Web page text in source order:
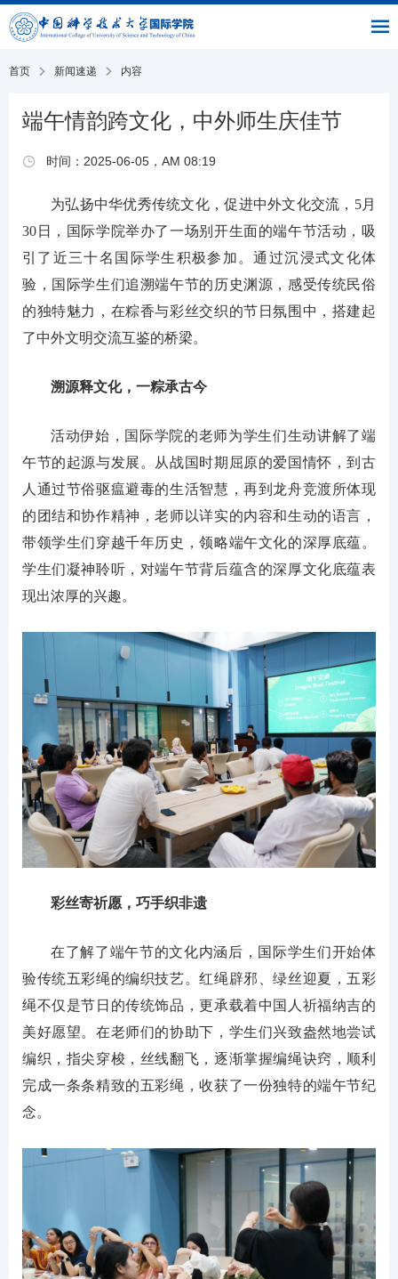
主
页
|
交
|
书
馆
|
接
English
首页 新闻速递 内容
端午情韵跨文化，中外师生庆佳节
时间：2025-06-05，AM 08:19
为弘扬中华优秀传统文化，促进中外文化交流，5月
30日，国际学院举办了一场别开生面的端午节活动，吸
引了近三十名国际学生积极参加。通过沉浸式文化体
验，国际学生们追溯端午节的历史渊源，感受传统民俗
的独特魅力，在粽香与彩丝交织的节日氛围中，搭建起
了中外文明交流互鉴的桥梁。
溯源释文化，一粽承古今
活动伊始，国际学院的老师为学生们生动讲解了端
午节的起源与发展。从战国时期屈原的爱国情怀，到古
人通过节俗驱瘟避毒的生活智慧，再到龙舟竞渡所体现
的团结和协作精神，老师以详实的内容和生动的语言，
带领学生们穿越千年历史，领略端午文化的深厚底蕴。
学生们凝神聆听，对端午节背后蕴含的深厚文化底蕴表
现出浓厚的兴趣。
彩丝寄祈愿，巧手织非遗
在了解了端午节的文化内涵后，国际学生们开始体
验传统五彩绳的编织技艺。红绳辟邪、绿丝迎夏，五彩
绳不仅是节日的传统饰品，更承载着中国人祈福纳吉的
美好愿望。在老师们的协助下，学生们兴致盎然地尝试
编织，指尖穿梭，丝线翻飞，逐渐掌握编绳诀窍，顺利
完成一条条精致的五彩绳，收获了一份独特的端午节纪
念。